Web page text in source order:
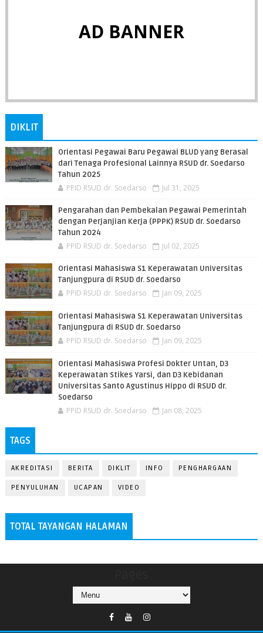
AD BANNER
DIKLIT
Orientasi Pegawai Baru Pegawai BLUD yang Berasal
dari Tenaga Profesional Lainnya RSUD dr. Soedarso
Tahun 2025
PPID RSUD dr. Soedarso Jul 31, 2025
Pengarahan dan Pembekalan Pegawai Pemerintah
dengan Perjanjian Kerja (PPPK) RSUD dr. Soedarso
Tahun 2024
PPID RSUD dr. Soedarso Jul 02, 2025
Orientasi Mahasiswa S1 Keperawatan Universitas
Tanjungpura di RSUD dr. Soedarso
PPID RSUD dr. Soedarso Jan 09, 2025
Orientasi Mahasiswa S1 Keperawatan Universitas
Tanjungpura di RSUD dr. Soedarso
PPID RSUD dr. Soedarso Jan 09, 2025
Orientasi Mahasiswa Profesi Dokter Untan, D3
Keperawatan Stikes Yarsi, dan D3 Kebidanan
Universitas Santo Agustinus Hippo di RSUD dr.
Soedarso
PPID RSUD dr. Soedarso Jan 08, 2025
TAGS
AKREDITASI BERITA DIKLIT INFO PENGHARGAAN
PENYULUHAN UCAPAN VIDEO
TOTAL TAYANGAN HALAMAN